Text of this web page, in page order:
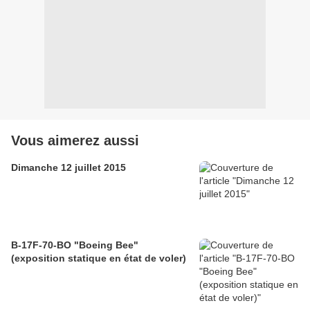
Vous aimerez aussi
Dimanche 12 juillet 2015
B-17F-70-BO "Boeing Bee"
(exposition statique en état de voler)